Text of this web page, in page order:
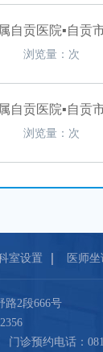
浏览量：次
自贡医院▪自贡
浏览量：次
室设置 医师坐
路2段666号
诊预约电话：